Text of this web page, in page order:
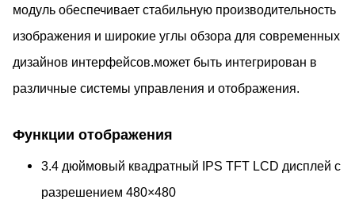
модуль обеспечивает стабильную производительность
изображения и широкие углы обзора для современных
дизайнов интерфейсов.может быть интегрирован в
различные системы управления и отображения.
Функции отображения
3.4 дюймовый квадратный IPS TFT LCD дисплей с
разрешением 480×480